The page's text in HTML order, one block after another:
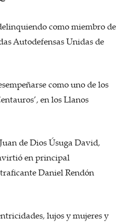
como miembro de
Autodefensas Unidas de
como uno de los
en los Llanos
de Dios Úsuga David,
en principal
Daniel Rendón
lujos y mujeres y